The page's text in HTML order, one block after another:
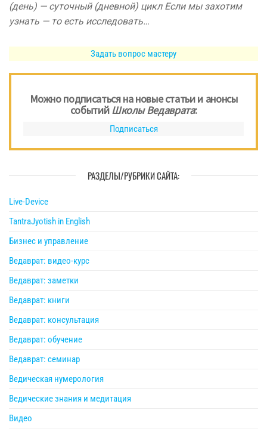
(день) — суточный (дневной) цикл Если мы захотим
узнать — то есть исследовать…
Задать вопрос мастеру
Можно подписаться на новые статьи и анонсы
событийШколы Ведаврата:
Подписаться
РАЗДЕЛЫ/РУБРИКИ САЙТА:
Live-Device
TantraJyotish in English
Бизнес и управление
Ведаврат: видео-курс
Ведаврат: заметки
Ведаврат: книги
Ведаврат: консультация
Ведаврат: обучение
Ведаврат: семинар
Ведическая нумерология
Ведические знания и медитация
Видео